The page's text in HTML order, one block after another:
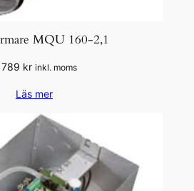
MQU 160-2,1
kr inkl. moms
Läs mer